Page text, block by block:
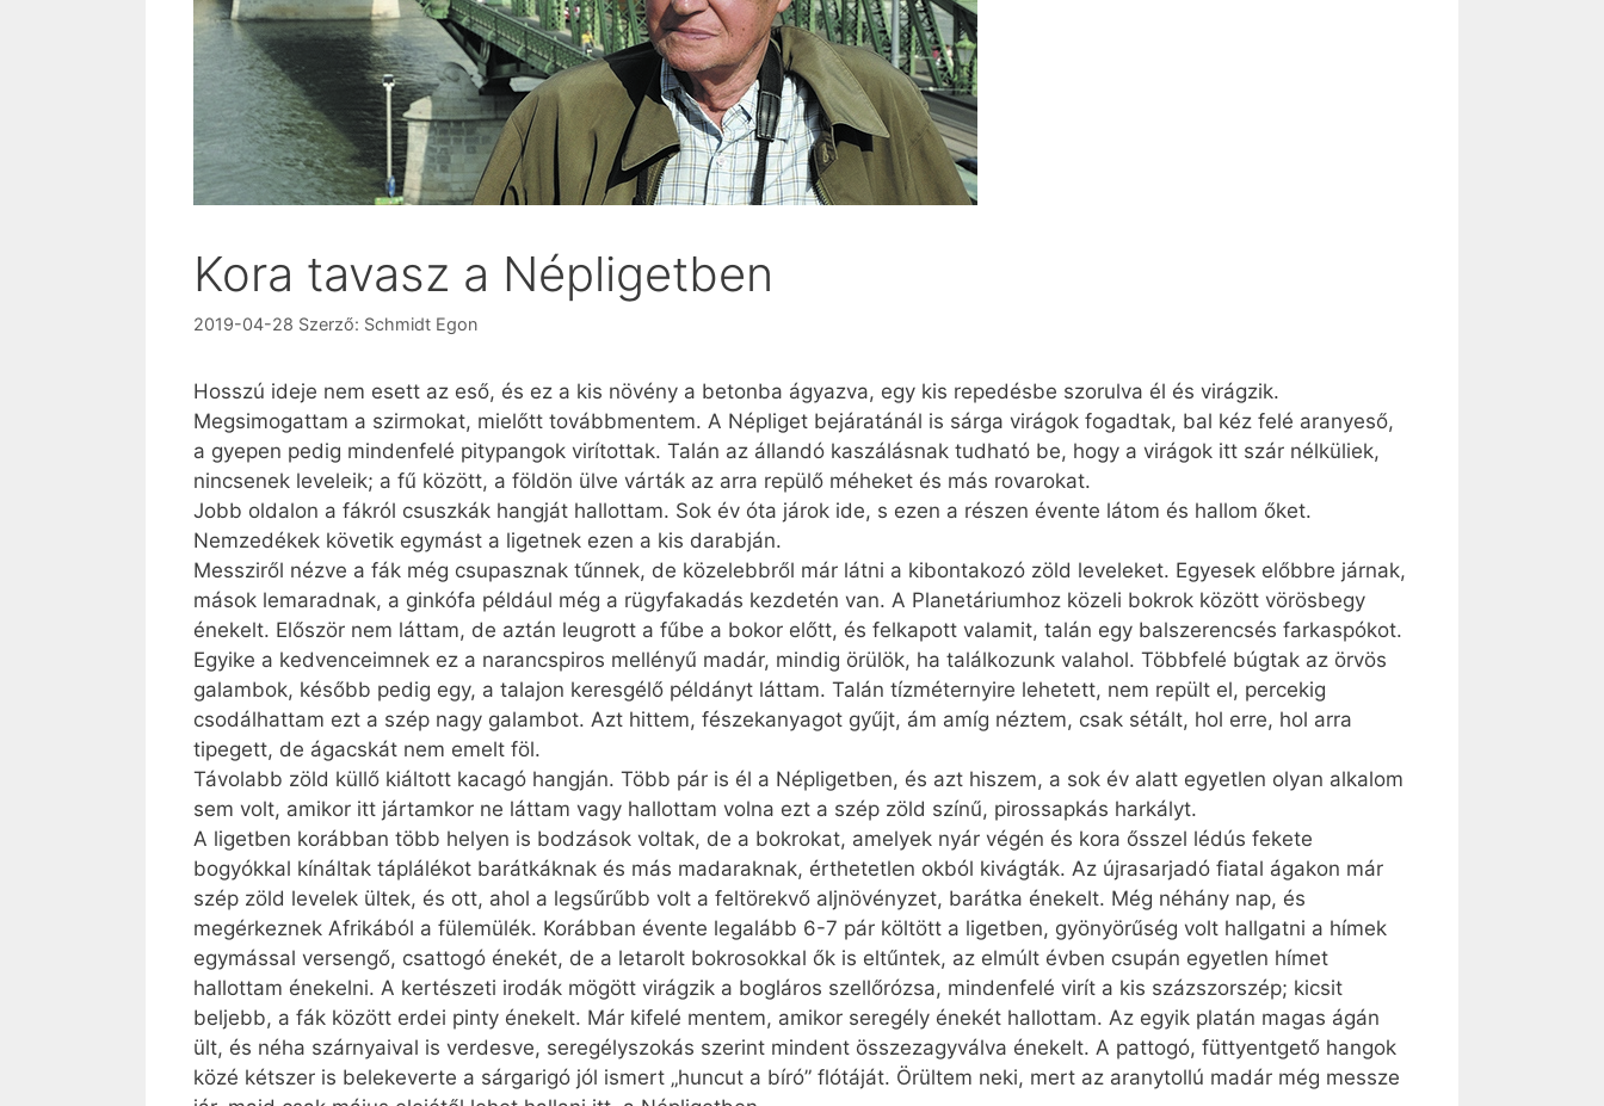
Kora tavasz a Népligetben
2019-04-28 Szerző: Schmidt Egon
Hosszú ideje nem esett az eső, és ez a kis növény a betonba ágyazva, egy kis repedésbe szorulva él és virágzik.
Megsimogattam a szirmokat, mielőtt továbbmentem. A Népliget bejáratánál is sárga virágok fogadtak, bal kéz felé aranyeső,
a gyepen pedig mindenfelé pitypangok virítottak. Talán az állandó kaszálásnak tudható be, hogy a virágok itt szár nélküliek,
nincsenek leveleik; a fű között, a földön ülve várták az arra repülő méheket és más rovarokat.
Jobb oldalon a fákról csuszkák hangját hallottam. Sok év óta járok ide, s ezen a részen évente látom és hallom őket.
Nemzedékek követik egymást a ligetnek ezen a kis darabján.
Messziről nézve a fák még csupasznak tűnnek, de közelebbről már látni a kibontakozó zöld leveleket. Egyesek előbbre járnak,
mások lemaradnak, a ginkófa például még a rügyfakadás kezdetén van. A Planetáriumhoz közeli bokrok között vörösbegy
énekelt. Először nem láttam, de aztán leugrott a fűbe a bokor előtt, és felkapott valamit, talán egy balszerencsés farkaspókot.
Egyike a kedvenceimnek ez a narancspiros mellényű madár, mindig örülök, ha találkozunk valahol. Többfelé búgtak az örvös
galambok, később pedig egy, a talajon keresgélő példányt láttam. Talán tízméternyire lehetett, nem repült el, percekig
csodálhattam ezt a szép nagy galambot. Azt hittem, fészekanyagot gyűjt, ám amíg néztem, csak sétált, hol erre, hol arra
tipegett, de ágacskát nem emelt föl.
Távolabb zöld küllő kiáltott kacagó hangján. Több pár is él a Népligetben, és azt hiszem, a sok év alatt egyetlen olyan alkalom
sem volt, amikor itt jártamkor ne láttam vagy hallottam volna ezt a szép zöld színű, piros­sapkás harkályt.
A ligetben korábban több helyen is bodzások voltak, de a bokrokat, amelyek nyár végén és kora ősszel lédús fekete
bogyókkal kínáltak táplálékot barátkáknak és más madaraknak, érthetetlen okból kivágták. Az újrasarjadó fiatal ágakon már
szép zöld levelek ültek, és ott, ahol a legsűrűbb volt a feltörekvő aljnövényzet, barátka énekelt. Még néhány nap, és
megérkeznek Afrikából a fülemülék. Korábban évente legalább 6-7 pár költött a ligetben, gyönyörűség volt hallgatni a hímek
egymással versengő, csattogó énekét, de a letarolt bokrosokkal ők is eltűntek, az elmúlt évben csupán egyetlen hímet
hallottam énekelni. A kertészeti irodák mögött virágzik a bogláros szellőrózsa, mindenfelé virít a kis százszorszép; kicsit
beljebb, a fák között erdei pinty énekelt. Már kifelé mentem, amikor seregély énekét hallottam. Az egyik platán magas ágán
ült, és néha szárnyaival is verdesve, seregélyszokás szerint mindent összezagyválva énekelt. A pattogó, füttyentgető hangok
közé kétszer is belekeverte a sárgarigó jól ismert „huncut a bíró” flótáját. Örültem neki, mert az aranytollú madár még messze